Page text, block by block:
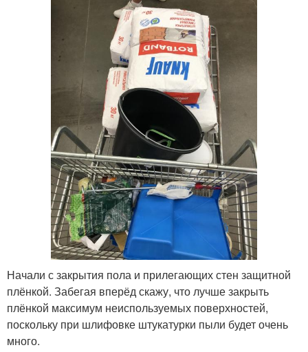
Начали с закрытия пола и прилегающих стен защитной
плёнкой. Забегая вперёд скажу, что лучше закрыть
плёнкой максимум неиспользуемых поверхностей,
поскольку при шлифовке штукатурки пыли будет очень
много.